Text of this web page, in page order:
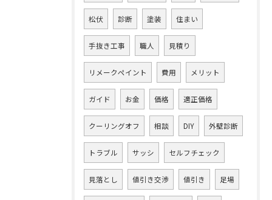
松伏 診断 塗装 住まい
手抜き工事 職人 見積り
リメークペイント 費用 メリット
ガイド お金 価格 適正価格
クーリングオフ 相談 DIY 外壁診断
トラブル サッシ セルフチェック
見落とし 値引き交渉 値引き 足場